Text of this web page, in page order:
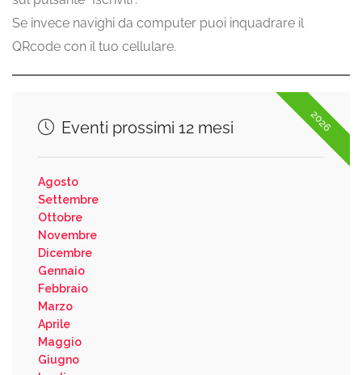
Se invece navighi da computer puoi inquadrare il
QRcode con il tuo cellulare.
2026
Eventi prossimi 12 mesi
Agosto
Settembre
Ottobre
Novembre
Dicembre
Gennaio
Febbraio
Marzo
Aprile
Maggio
Giugno